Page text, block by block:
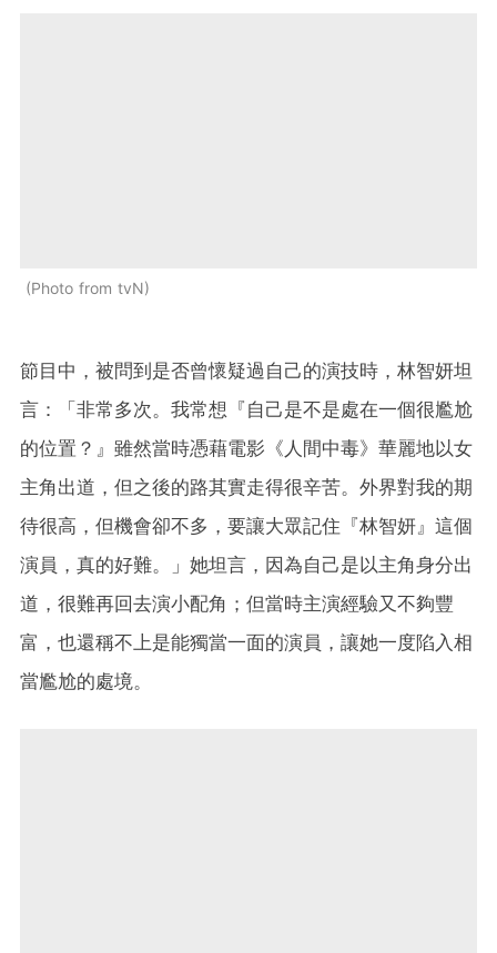
Photo from tvN
節目中，被問到是否曾懷疑過自己的演技時，林智妍坦
言：「非常多次。我常想『自己是不是處在一個很尷尬
的位置？』雖然當時憑藉電影《人間中毒》華麗地以女
主角出道，但之後的路其實走得很辛苦。外界對我的期
待很高，但機會卻不多，要讓大眾記住『林智妍』這個
演員，真的好難。」她坦言，因為自己是以主角身分出
道，很難再回去演小配角；但當時主演經驗又不夠豐
富，也還稱不上是能獨當一面的演員，讓她一度陷入相
當尷尬的處境。